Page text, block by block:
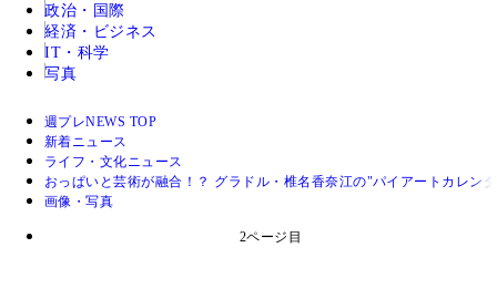
政治・国際
経済・ビジネス
IT・科学
写真
週プレNEWS TOP
新着ニュース
ライフ・文化ニュース
おっぱいと芸術が融合！？ グラドル・椎名香奈江の"パイアートカレン
画像・写真
2ページ目